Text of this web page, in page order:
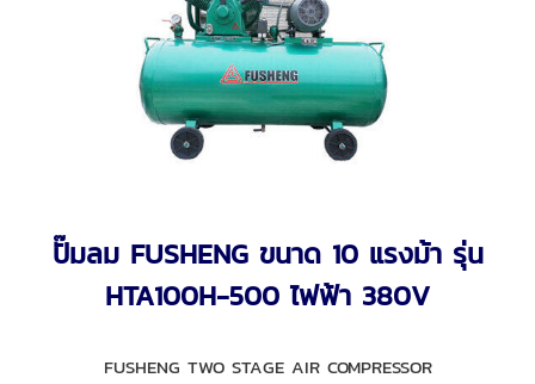
ปั๊มลม FUSHENG ขนาด 10 แรงม้า รุ่น
HTA100H-500 ไฟฟ้า 380V
FUSHENG TWO STAGE AIR COMPRESSOR